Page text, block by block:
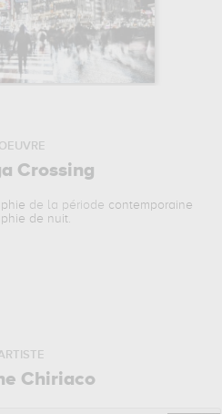
Crossing
de la période contemporaine
de nuit
Chiriaco